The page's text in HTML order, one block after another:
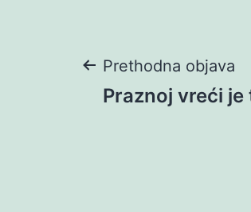
Navigacija
Prethodna objava
Praznoj vreći